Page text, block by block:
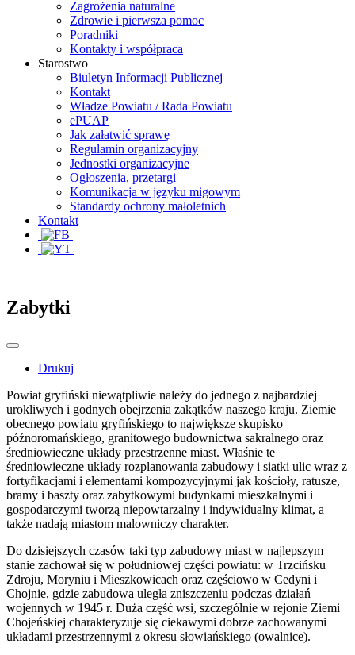
Zagrożenia naturalne
Zdrowie i pierwsza pomoc
Poradniki
Kontakty i współpraca
Starostwo
Biuletyn Informacji Publicznej
Kontakt
Władze Powiatu / Rada Powiatu
ePUAP
Jak załatwić sprawę
Regulamin organizacyjny
Jednostki organizacyjne
Ogłoszenia, przetargi
Komunikacja w języku migowym
Standardy ochrony małoletnich
Kontakt
Zabytki
Drukuj
Powiat gryfiński niewątpliwie należy do jednego z najbardziej
urokliwych i godnych obejrzenia zakątków naszego kraju. Ziemie
obecnego powiatu gryfińskiego to największe skupisko
późnoromańskiego, granitowego budownictwa sakralnego oraz
średniowieczne układy przestrzenne miast. Właśnie te
średniowieczne układy rozplanowania zabudowy i siatki ulic wraz z
fortyfikacjami i elementami kompozycyjnymi jak kościoły, ratusze,
bramy i baszty oraz zabytkowymi budynkami mieszkalnymi i
gospodarczymi tworzą niepowtarzalny i indywidualny klimat, a
także nadają miastom malowniczy charakter.
Do dzisiejszych czasów taki typ zabudowy miast w najlepszym
stanie zachował się w południowej części powiatu: w Trzcińsku
Zdroju, Moryniu i Mieszkowicach oraz częściowo w Cedyni i
Chojnie, gdzie zabudowa uległa zniszczeniu podczas działań
wojennych w 1945 r. Duża część wsi, szczególnie w rejonie Ziemi
Chojeńskiej charakteryzuje się ciekawymi dobrze zachowanymi
układami przestrzennymi z okresu słowiańskiego (owalnice).